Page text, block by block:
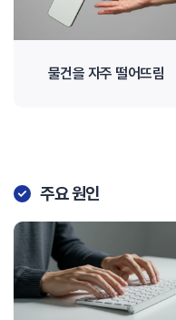
물건을 자주 떨어뜨림
주요 원인